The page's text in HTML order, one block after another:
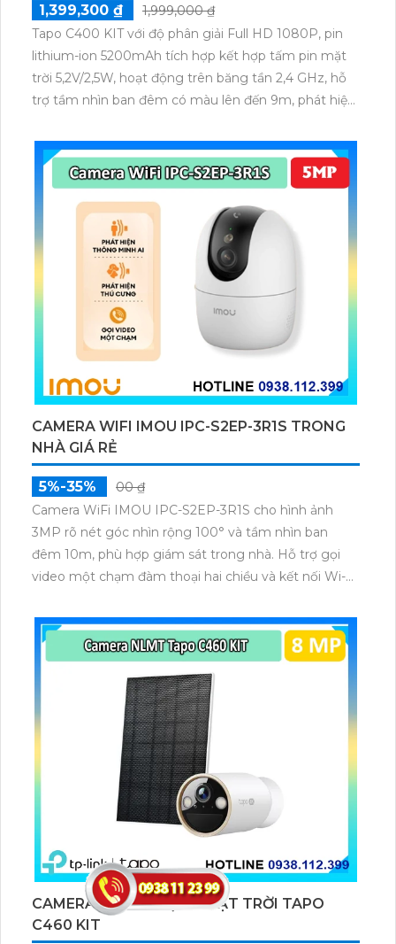
1,399,300 ₫
1,999,000 ₫
Tapo C400 KIT với độ phân giải Full HD 1080P, pin
lithium-ion 5200mAh tích hợp kết hợp tấm pin mặt
trời 5,2V/2,5W, hoạt động trên băng tần 2,4 GHz, hỗ
trợ tầm nhìn ban đêm có màu lên đến 9m, phát hiện
dữ liệu qua thẻ microSD lên đến 512GB.
CAMERA WIFI IMOU IPC-S2EP-3R1S TRONG
NHÀ GIÁ RẺ
5%-35%
00 ₫
Camera WiFi IMOU IPC-S2EP-3R1S cho hình ảnh
3MP rõ nét góc nhìn rộng 100° và tầm nhìn ban
đêm 10m, phù hợp giám sát trong nhà. Hỗ trợ gọi
video một chạm đàm thoại hai chiều và kết nối Wi-Fi
microSD tối đa 256GB hoặc lưu đám mây dễ lắp đặt
cho gia đình và văn phòng nhỏ.
CAMERA NĂNG LƯỢNG MẶT TRỜI TAPO
C460 KIT